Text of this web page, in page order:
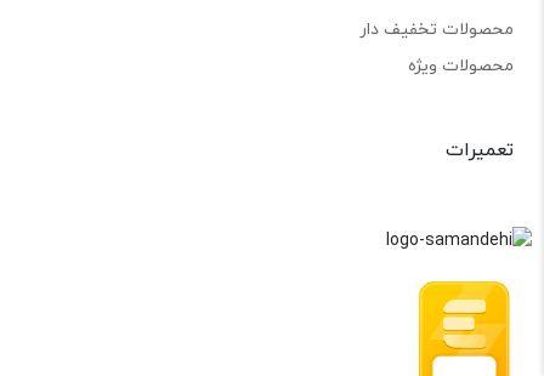
محصولات تخفیف دار
محصولات ویژه
تعمیرات